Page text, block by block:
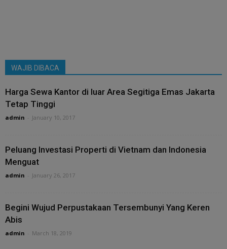
WAJIB DIBACA
Harga Sewa Kantor di luar Area Segitiga Emas Jakarta
Tetap Tinggi
admin January 10, 2017
Peluang Investasi Properti di Vietnam dan Indonesia
Menguat
admin January 26, 2017
Begini Wujud Perpustakaan Tersembunyi Yang Keren
Abis
admin March 18, 2019